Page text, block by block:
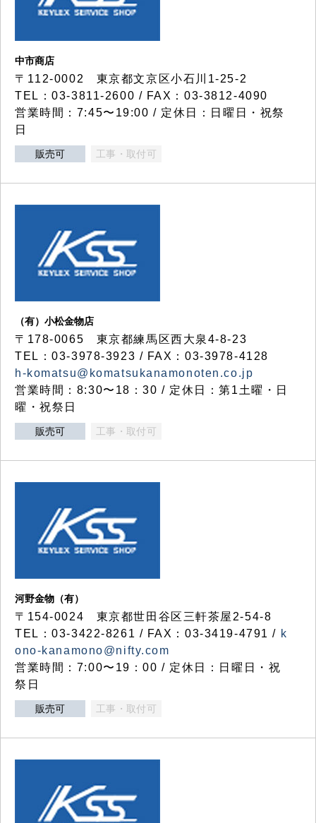
中市商店
〒112-0002 東京都文京区小石川1-25-2
TEL：03-3811-2600 / FAX：03-3812-4090
営業時間：7:45〜19:00 / 定休日：日曜日・祝祭
日
販売可 工事・取付可
（有）小松金物店
〒178-0065 東京都練馬区西大泉4-8-23
TEL：03-3978-3923 / FAX：03-3978-4128
h-komatsu@komatsukanamonoten.co.jp
営業時間：8:30〜18：30 / 定休日：第1土曜・日
曜・祝祭日
販売可 工事・取付可
河野金物（有）
〒154-0024 東京都世田谷区三軒茶屋2-54-8
TEL：03-3422-8261 / FAX：03-3419-4791 / k
ono-kanamono@nifty.com
営業時間：7:00〜19：00 / 定休日：日曜日・祝
祭日
販売可 工事・取付可